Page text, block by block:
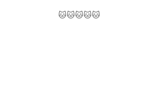
🐱🐱🐱🐱🐱